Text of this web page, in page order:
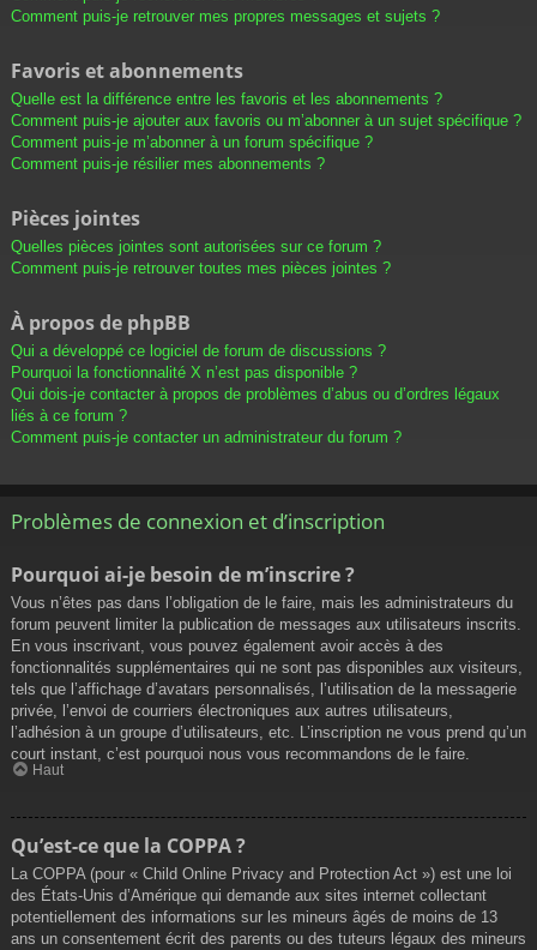
Comment puis-je retrouver mes propres messages et sujets ?
Favoris et abonnements
Quelle est la différence entre les favoris et les abonnements ?
Comment puis-je ajouter aux favoris ou m’abonner à un sujet spécifique ?
Comment puis-je m’abonner à un forum spécifique ?
Comment puis-je résilier mes abonnements ?
Pièces jointes
Quelles pièces jointes sont autorisées sur ce forum ?
Comment puis-je retrouver toutes mes pièces jointes ?
À propos de phpBB
Qui a développé ce logiciel de forum de discussions ?
Pourquoi la fonctionnalité X n’est pas disponible ?
Qui dois-je contacter à propos de problèmes d’abus ou d’ordres légaux
liés à ce forum ?
Comment puis-je contacter un administrateur du forum ?
Problèmes de connexion et d’inscription
Pourquoi ai-je besoin de m’inscrire ?
Vous n’êtes pas dans l’obligation de le faire, mais les administrateurs du
forum peuvent limiter la publication de messages aux utilisateurs inscrits.
En vous inscrivant, vous pouvez également avoir accès à des
fonctionnalités supplémentaires qui ne sont pas disponibles aux visiteurs,
tels que l’affichage d’avatars personnalisés, l’utilisation de la messagerie
privée, l’envoi de courriers électroniques aux autres utilisateurs,
l’adhésion à un groupe d’utilisateurs, etc. L’inscription ne vous prend qu’un
court instant, c’est pourquoi nous vous recommandons de le faire.
Haut
Qu’est-ce que la COPPA ?
La COPPA (pour « Child Online Privacy and Protection Act ») est une loi
des États-Unis d’Amérique qui demande aux sites internet collectant
potentiellement des informations sur les mineurs âgés de moins de 13
ans un consentement écrit des parents ou des tuteurs légaux des mineurs